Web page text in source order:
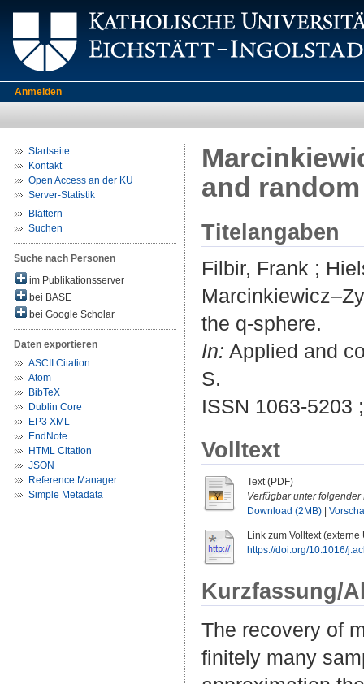
Anmelden
Startseite
Kontakt
Open Access an der KU
Server-Statistik
Blättern
Suchen
Suche nach Personen
im Publikationsserver
bei BASE
bei Google Scholar
Daten exportieren
ASCII Citation
Atom
BibTeX
Dublin Core
EP3 XML
EndNote
HTML Citation
JSON
Reference Manager
Simple Metadata
and
Titelangaben
Filbir, Frank ;
the q-sphere.
In: Applied and
S.
ISSN 1063-5203
Volltext
Text (PDF)
Verfügbar unter folgender
Download (2MB)
Link zum Volltext (externe
https://doi.org/10.1016/
Kurzfassung/
The recovery of
finitely many